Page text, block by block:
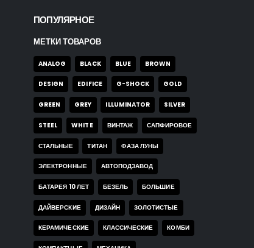
ПОПУЛЯРНОЕ
МЕТКИ ТОВАРОВ
ANALOG BLACK BLUE BROWN
DESIGN EDIFICE G-SHOCK GOLD
GREEN GREY ILLUMINATOR SILVER
STEEL WHITE ВИНТАЖ САПФИРОВОЕ
СТАЛЬНЫЕ ТИТАН ФАЗА ЛУНЫ
ЭЛЕКТРОННЫЕ АВТОПОДЗАВОД
БАТАРЕЯ 10 ЛЕТ БЕЗЕЛЬ БОЛЬШИЕ
ДАЙВЕРСКИЕ ДИЗАЙН ЗОЛОТИСТЫЕ
КЕРАМИЧЕСКИЕ КЛАССИЧЕСКИЕ КОМБИ